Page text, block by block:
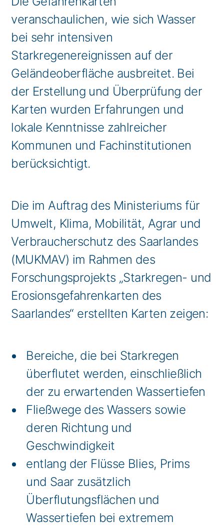
veranschaulichen, wie sich Wasser
bei sehr intensiven
Starkregenereignissen auf der
Geländeoberfläche ausbreitet. Bei
der Erstellung und Überprüfung der
Karten wurden Erfahrungen und
lokale Kenntnisse zahlreicher
Kommunen und Fachinstitutionen
berücksichtigt.
Die im Auftrag des Ministeriums für
Umwelt, Klima, Mobilität, Agrar und
Verbraucherschutz des Saarlandes
(MUKMAV) im Rahmen des
Forschungsprojekts „Starkregen- und
Erosionsgefahrenkarten des
Saarlandes“ erstellten Karten zeigen:
Bereiche, die bei Starkregen
überflutet werden, einschließlich
der zu erwartenden Wassertiefen
Fließwege des Wassers sowie
deren Richtung und
Geschwindigkeit
entlang der Flüsse Blies, Prims
und Saar zusätzlich
Überflutungsflächen und
Wassertiefen bei extremem